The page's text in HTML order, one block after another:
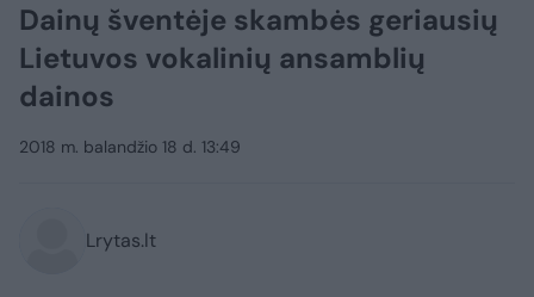
Dainų šventėje skambės geriausių
Lietuvos vokalinių ansamblių
dainos
2018 m. balandžio 18 d. 13:49
Lrytas.lt